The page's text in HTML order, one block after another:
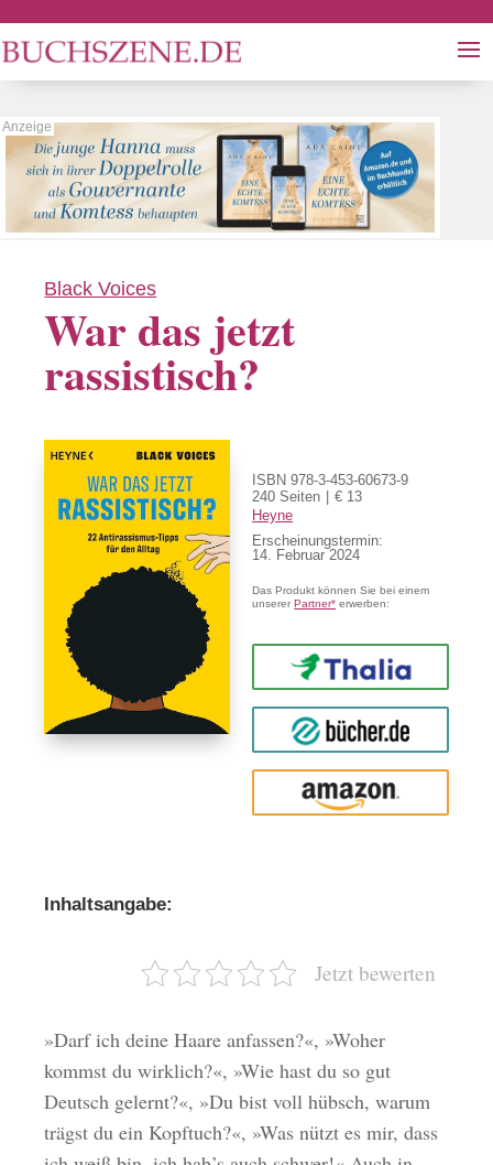
Black Voices
War das jetzt
rassistisch?
ISBN 978-3-453-60673-9
240 Seiten
€ 13
Heyne
Erscheinungstermin:
14. Februar 2024
Das Produkt können Sie bei einem
unsererPartner* erwerben:
Thalia
buecher.de
Amazon
Inhaltsangabe:
Jetzt bewerten
»Darf ich deine Haare anfassen?«, »Woher
kommst du wirklich?«, »Wie hast du so gut
Deutsch gelernt?«, »Du bist voll hübsch, warum
trägst du ein Kopftuch?«, »Was nützt es mir, dass